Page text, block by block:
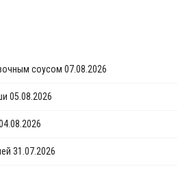
соусом 07.08.2026
05.08.2026
31.07.2026